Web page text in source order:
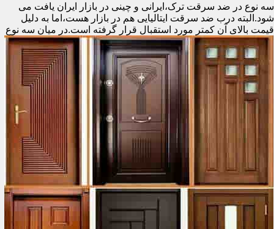
سه نوع در ضد سرقت ترک،ایرانی و چینی در بازار ایران یافت می
شود.البته درب ضد سرقت ایتالیایی هم در بازار هست،اما به دلیل
قیمت بالای آن کمتر مورد استقبال قرار گرفته است.در میان سه نوع